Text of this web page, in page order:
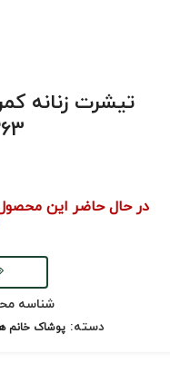
در حال حاضر این
شناسه
دسته: پوشاک خانم